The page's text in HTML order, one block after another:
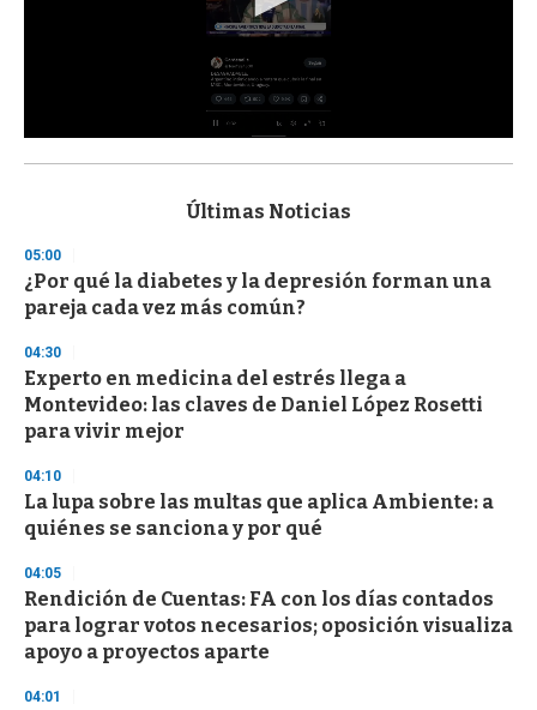
s
d
s
o
f
3
s
e
c
o
d
s
Últimas Noticias
05:00
¿Por qué la diabetes y la depresión forman una
pareja cada vez más común?
04:30
Experto en medicina del estrés llega a
Montevideo: las claves de Daniel López Rosetti
para vivir mejor
04:10
La lupa sobre las multas que aplica Ambiente: a
quiénes se sanciona y por qué
04:05
Rendición de Cuentas: FA con los días contados
para lograr votos necesarios; oposición visualiza
apoyo a proyectos aparte
04:01